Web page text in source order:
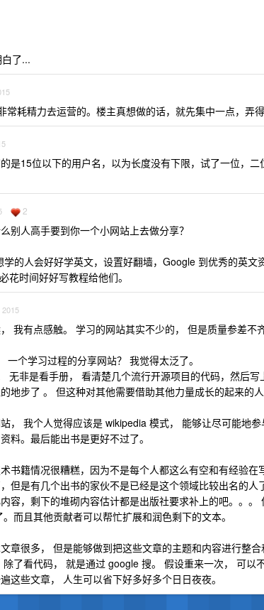
了...
常耗精力去运营的。楼主真想做的话，就先集中一点，弄
是15位以下的用户名，以为长度没有下限，试了一位，
2
别人高手要到你一个小网站上去做分享？
的人会好好学英文，设置好翻墙，Google 到优秀的英文
花时间好好写教程给他们。
2015
我有点感触。 学习的网站其实不少的， 但是质量参差不齐
一个学习过程的分享网站？ 我觉得太泛了。
无非是看手册， 看清楚几个流行开源项目的代码，然后写
地步了 。 但这种对其他需要借助其他力量成长的起来的
， 我个人觉得应该是 wikipedia 模式， 能够让尽可能地
料。最后能出书是更好不过了。
书籍情况很糟糕，因为不是每个人都这么有空和有经验在
但是有几个出书的家伙不是已经是这个领域比较出名的人
容，剩下的堆砌内容估计都是出版社要求补上的吧。。
而且其他贡献者可以帮忙扩展和润色剩下的文本。
章很多， 但是能够做到把这些文章的主题和内容进行整合
了看代码， 就是通过 google 搜。 假设重来一次， 可以
这些文章， 人生可以省下好多好多个日日夜夜。